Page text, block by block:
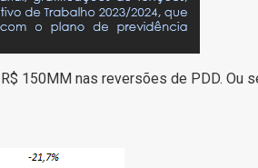
150MM nas reversões de PDD. Ou